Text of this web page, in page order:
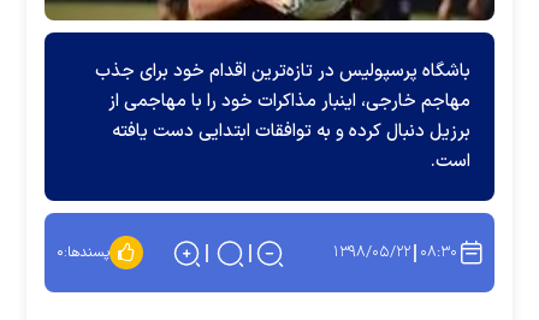
باشگاه پرسپولیس در تازه‌ترین اقدام خود برای جذب
مهاجم خارجی، اینبار مذاکرات خود را با مهاجمی از
برزیل دنبال کرده و به توافقات ابتدایی دست یافته
است.
۰۸:۳۰ ۱۳۹۸/۰۵/۲۲ پسندها:۰